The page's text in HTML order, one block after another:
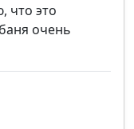
что это
очень